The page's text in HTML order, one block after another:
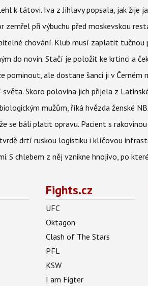
k tátovi. Iva z Jihlavy popsala, jak žije
zemřel při výbuchu před moskevskou
chování. Klub musí zaplatit tučnou
do novin. Stačí je položit ke krtinci a
pominout, ale dostane šanci ji v
Skoro polovina jich přijela z
mužům, říká hvězda ženské
se báli platit opravu. Pacient s
drtí ruskou logistiku i klíčovou
S chlebem z něj vznikne hnojivo, po
Fights.cz
UFC
Oktagon
Clash of The Stars
PFL
KSW
I am Figter